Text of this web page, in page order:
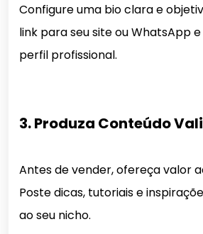
Configure uma bio clara e
link para seu site ou WhatsApp
perfil profissional.
3. Produza Conteúdo
Antes de vender, ofereça valor
Poste dicas, tutoriais e
ao seu nicho.